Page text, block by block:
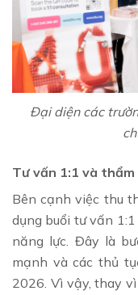
Đại diện các
Tư vấn 1:1 và thẩm
Bên cạnh việc thu
dụng buổi tư vấn
năng lực. Đây là
mạnh và các thủ
2026. Vì vậy, thay